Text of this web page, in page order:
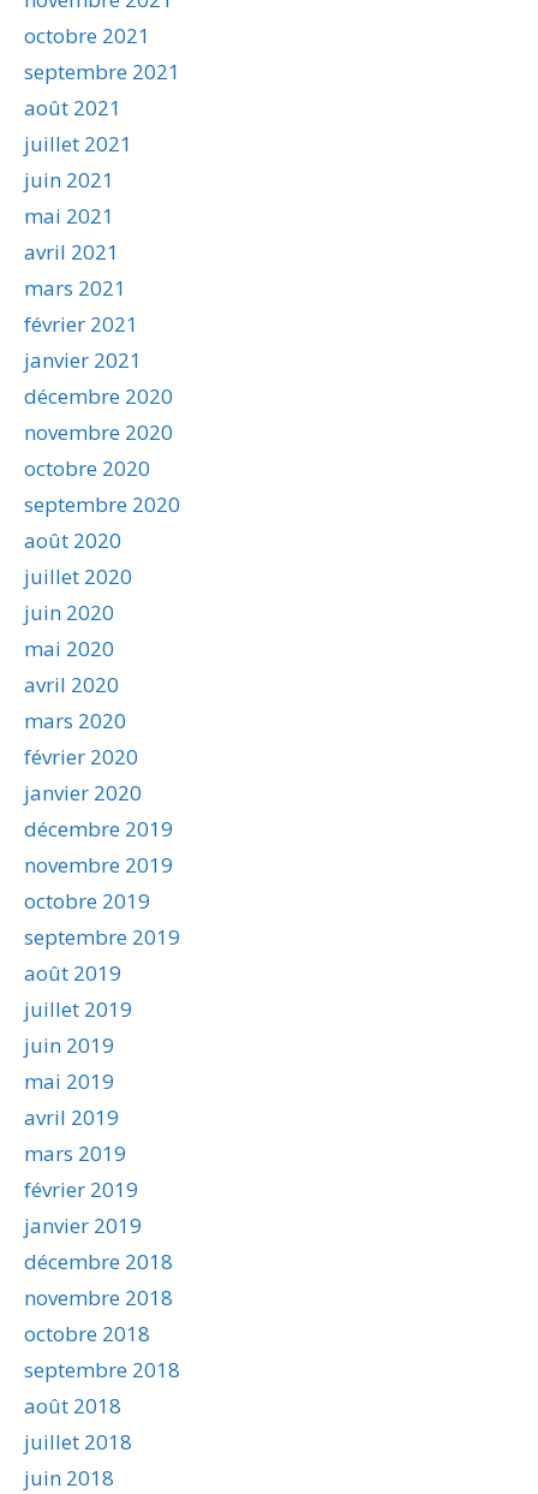
octobre 2021
septembre 2021
août 2021
juillet 2021
juin 2021
mai 2021
avril 2021
mars 2021
février 2021
janvier 2021
décembre 2020
novembre 2020
octobre 2020
septembre 2020
août 2020
juillet 2020
juin 2020
mai 2020
avril 2020
mars 2020
février 2020
janvier 2020
décembre 2019
novembre 2019
octobre 2019
septembre 2019
août 2019
juillet 2019
juin 2019
mai 2019
avril 2019
mars 2019
février 2019
janvier 2019
décembre 2018
novembre 2018
octobre 2018
septembre 2018
août 2018
juillet 2018
juin 2018